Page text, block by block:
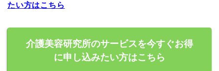
たい方はこちら
介護美容研究所のサービスを今すぐお得
に申し込みたい方はこちら